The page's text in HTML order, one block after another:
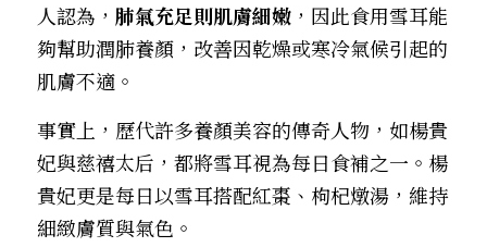
人認為， 肺氣充足則肌膚細嫩 ，因此食用雪耳能
夠幫助潤肺養顏，改善因乾燥或寒冷氣候引起的
肌膚不適。
事實上，歷代許多養顏美容的傳奇人物，如楊貴
妃與慈禧太后，都將雪耳視為每日食補之一。楊
貴妃更是每日以雪耳搭配紅棗、枸杞燉湯，維持
細緻膚質與氣色。